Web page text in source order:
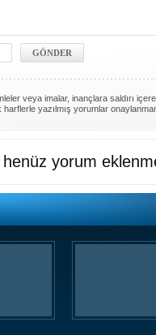
veya imalar, inançlara saldırı
yazılmış yorumlar
yorum